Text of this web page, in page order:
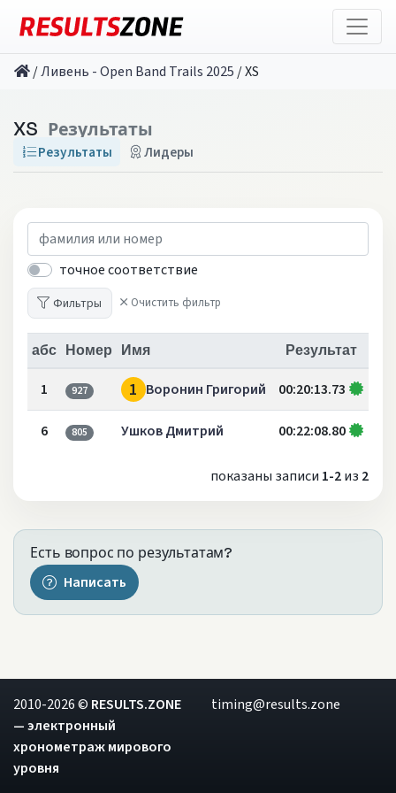
/Ливень - Open Band Trails 2025 /XS
XS Результаты
Результаты Лидеры
точное соответствие
Фильтры Очистить фильтр
абс Номер Имя Результат
1 927 1 Воронин Григорий 00:20:13.73
6 805 Ушков Дмитрий 00:22:08.80
показаны записи 1-2из 2
Есть вопрос по результатам?
Написать
2010-2026 © RESULTS.ZONE
— электронный
хронометраж мирового
уровня
timing@results.zone